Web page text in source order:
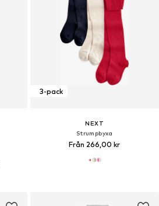
3-pack
NEXT
Strumpbyxa
Från 266,00 kr